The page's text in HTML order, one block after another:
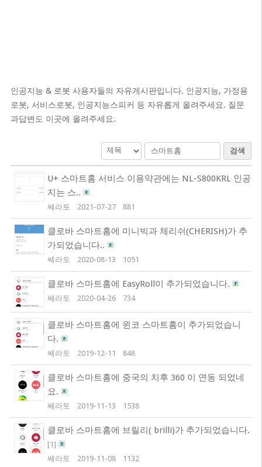
인공지능 & 로봇 사용자들의 자유게시판입니다. 인공지능, 가정용
로봇, 서비스로봇, 인공지능스피커 등 자유롭게 올려주세요. 질문
과답변도 이곳에 올려주세요.
검색
U+ 스마트홈 서비스 이용약관에는 NL-S800KRL 인공
지는 스..
쎄라토 2021-07-27 881
클로바 스마트홈에 미니빅과 체리쉬(CHERISH)가 추
가되었습니다..
쎄라토 2020-08-13 1051
클로바 스마트홈에 EasyRoll이 추가되었습니다.
쎄라토 2020-04-26 734
클로바 스마트홈에 윈코 스마트홈이 추가되었습니
다.
쎄라토 2019-12-11 848
클로바 스마트홈에 중국의 치후 360 이 연동 되었네
요.
쎄라토 2019-11-13 1538
클로바 스마트홈에 브릴리( brilli)가 추가되었습니다.
[1]
쎄라토
2019-11-08 1132